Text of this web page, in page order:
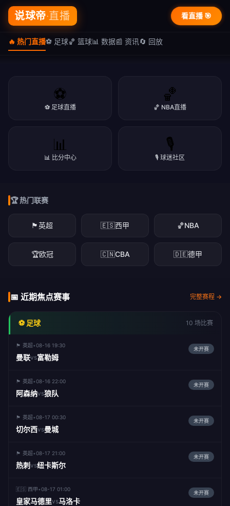
说球帝·直播 看直播 🎯
🔥 热门直播⚽ 足球🏀 篮球📊 数据📰 资讯 🔄 回放
立即看直播
🏀 篮球盛宴 · NBA/CBA
NBA季后赛、CBA联赛，精彩赛事一网打尽
立即看直播
⚽
⚽ 足球直播
🏀
🏀 NBA直播
📊
📊 比分中心
🎙️
🎙️ 球迷社区
🏆 热门联赛
🏴󠁧󠁢󠁥󠁮󠁧󠁿英超 🇪🇸西甲 🏀NBA
🏆欧冠 🇨🇳CBA 🇩🇪德甲
📅 近期焦点赛事 完整赛程 →
⚽ 足球 10 场比赛
🏴󠁧󠁢󠁥󠁮󠁧󠁿 英超•08-16 19:30
曼联vs富勒姆
未开赛
🏴󠁧󠁢󠁥󠁮󠁧󠁿 英超•08-16 22:00
阿森纳vs狼队
未开赛
🏴󠁧󠁢󠁥󠁮󠁧󠁿 英超•08-17 00:30
切尔西vs曼城
未开赛
🏴󠁧󠁢󠁥󠁮󠁧󠁿 英超•08-17 21:00
热刺 vs纽卡斯尔
未开赛
🇪🇸 西甲•08-17 01:00
皇家马德里vs马洛卡
未开赛